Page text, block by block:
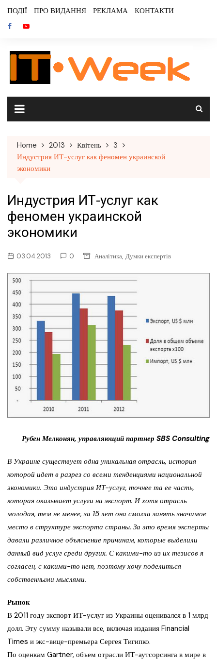
content
ПОДІЇ ПРО ВИДАННЯ РЕКЛАМА КОНТАКТИ
Home 2013 Квітень
3
Индустрия ИТ-услуг как феномен украинской
экономики
Индустрия ИТ-услуг как
феномен украинской
экономики
03.04.2013 0 Аналітика, Думки експертів
Рубен Мелконян, управляющий партнер SBS Consulting
В Украине существует одна уникальная отрасль, история
которой идет в разрез со всеми тенденциями национальной
экономики. Это индустрия ИТ-услуг, точнее та ее часть,
которая оказывает услуги на экспорт. И хотя отрасль
молодая, тем не менее, за 15 лет она смогла занять значимое
место в структуре экспорта страны. За это время эксперты
давали различное объяснение причинам, которые выделили
данный вид услуг среди других. С какими-то из их тезисов я
согласен, с какими-то нет, поэтому хочу поделиться
собственными мыслями.
Рынок
В 2011 году экспорт ИТ-услуг из Украины оценивался в 1 млрд
долл. Эту сумму называли все, включая издания Financial
Times и экс-вице-премьера Сергея Тигипко.
По оценкам Gartner, объем отрасли ИТ-аутсорсинга в мире в